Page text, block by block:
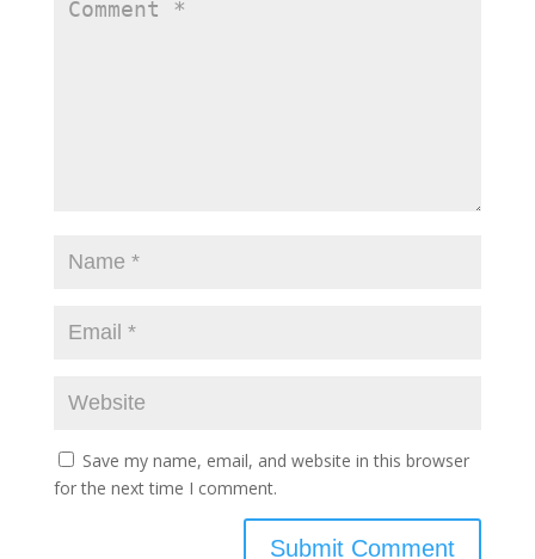
Save my name, email, and website in this browser
for the next time I comment.